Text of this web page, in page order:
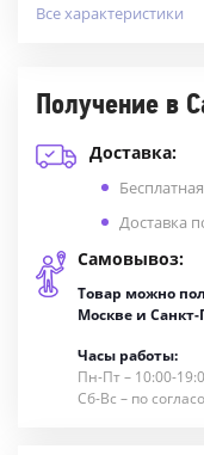
Все характеристики
Получение в
Доставка:
Доставка
Самовывоз:
Товар можно
Москве и Санкт-
Часы работы:
Пн-Пт – 10:00-
Сб-Вс – по